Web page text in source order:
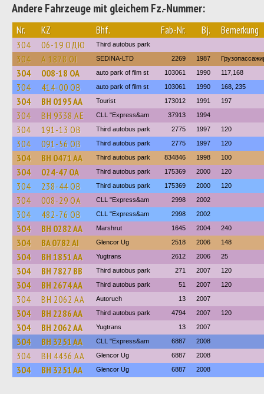
Andere Fahrzeuge mit gleichem Fz.-Nummer:
Nr. KZ Bhf. Fab.-Nr. Bj. Bemerkung
304 06-19 ОДЮ Third autobus park
304 А 1878 ОІ SEDINA-LTD 2269 1987
304 008-18 ОА auto park of film st 103061 1990 117,168
304 414-00 ОВ auto park of film st 103061 1990 168, 235
304 BH 0195 AA Tourist 173012 1991 197
304 BH 9338 AE CLL "Express&am 37913 1994
304 191-13 ОВ Third autobus park 2775 1997 120
304 091-56 ОВ Third autobus park 2775 1997 120
304 BH 0471 AA Third autobus park 834846 1998 100
304 024-47 ОА Third autobus park 175369 2000 120
304 238-44 ОВ Third autobus park 175369 2000 120
304 008-29 ОА CLL "Express&am 2998 2002
304 482-76 ОВ CLL "Express&am 2998 2002
304 BH 0282 AA Marshrut 1645 2004 240
304 BA 0782 AI Glencor Ug 2518 2006 148
304 BH 1851 AA Yugtrans 2612 2006 25
304 BH 7827 BB Third autobus park 271 2007 120
304 BH 2674 AA Third autobus park 51 2007 120
304 BH 2062 AA Autoruch 13 2007
304 BH 2286 AA Third autobus park 4794 2007 120
304 BH 2062 AA Yugtrans 13 2007
304 BH 3251 AA CLL "Express&am 6887 2008
304 BH 4436 AA Glencor Ug 6887 2008
304 BH 3251 AA Glencor Ug 6887 2008